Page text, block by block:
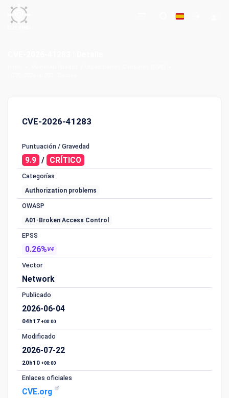
CVE-2026-41283
Puntuación / Gravedad
9.9 / CRÍTICO
Categorías
Authorization problems
OWASP
A01-Broken Access Control
EPSS
0.26%V4
Vector
Network
Publicado
2026-06-04
04h17 +00:00
Modificado
2026-07-22
20h10 +00:00
Enlaces oficiales
CVE.org